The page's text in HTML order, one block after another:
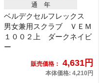
通 年
ベルデクセルフレックス
男女兼用スクラブ ＶＥＭ
１００２上 ダークネイビ
ー
販売価格： 4,631円
本体価格: 4,210円